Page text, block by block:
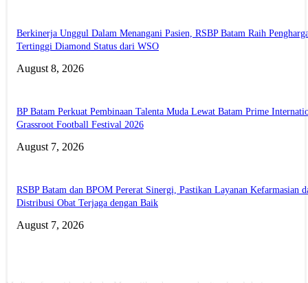
Berkinerja Unggul Dalam Menangani Pasien, RSBP Batam Raih
Tertinggi Diamond Status dari WSO
August 8, 2026
BP Batam Perkuat Pembinaan Talenta Muda Lewat Batam Prime
Grassroot Football Festival 2026
August 7, 2026
RSBP Batam dan BPOM Pererat Sinergi, Pastikan Layanan Kefarmasian
Distribusi Obat Terjaga dengan Baik
August 7, 2026